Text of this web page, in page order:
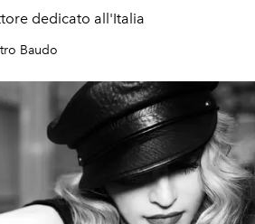
dedicato all'Italia
Baudo